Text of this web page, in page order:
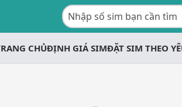
CHỦĐỊNH GIÁ SIMĐẶT SIM THEO